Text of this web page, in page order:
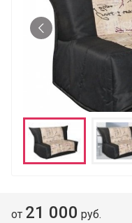
от 21 000 руб.